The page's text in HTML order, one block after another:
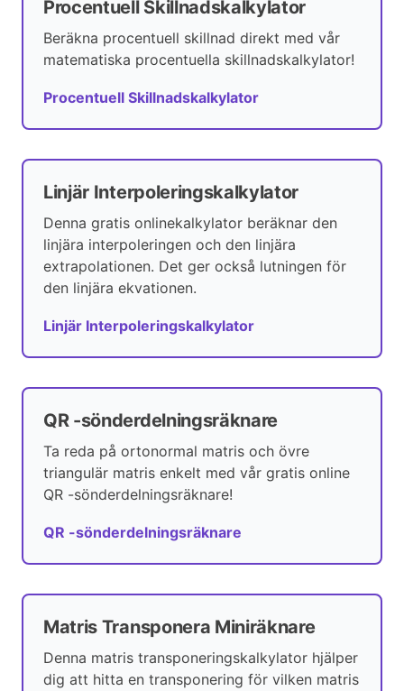
Procentuell Skillnadskalkylator
Beräkna procentuell skillnad direkt med vår
matematiska procentuella skillnadskalkylator!
Procentuell Skillnadskalkylator
Linjär Interpoleringskalkylator
Denna gratis onlinekalkylator beräknar den
linjära interpoleringen och den linjära
extrapolationen. Det ger också lutningen för
den linjära ekvationen.
Linjär Interpoleringskalkylator
QR -sönderdelningsräknare
Ta reda på ortonormal matris och övre
triangulär matris enkelt med vår gratis online
QR -sönderdelningsräknare!
QR -sönderdelningsräknare
Matris Transponera Miniräknare
Denna matris transponeringskalkylator hjälper
dig att hitta en transponering för vilken matris